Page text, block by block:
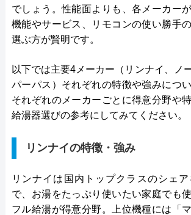
でしょう。性能面よりも、各メーカー
機能やサービス、リモコンの使い勝手
選ぶ方が賢明です。
以下では主要4メーカー（リンナイ、ノ
パーパス）それぞれの特徴や強みにつ
それぞれのメーカーごとに得意分野や
給湯器選びの参考にしてみてください。
リンナイの特徴・強み
リンナイは国内トップクラスのシェ
で、お湯をたっぷり使いたい家庭でも
フル給湯が得意分野。上位機種には「